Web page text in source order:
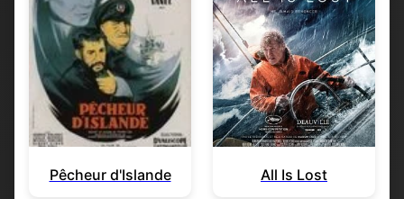
Pêcheur d'Islande All Is Lost